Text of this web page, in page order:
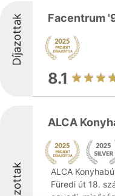
Díjazottak Facentrum
8.1
ALCA
ALCA
Füredi út 18.